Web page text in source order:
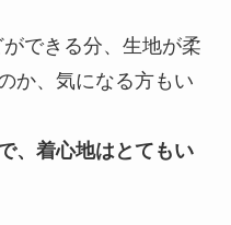
できる分、生地が柔
か、気になる方もい
、着心地はとてもい